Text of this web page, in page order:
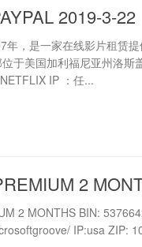
2019-3-22
，是一家在线影片租赁
于美国加利福尼亚州洛斯
IP ：任...
2
2 MONTHS BIN:
IP:usa ZIP: